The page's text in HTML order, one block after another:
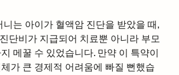
는 아이가 혈액암 진단을 받았을 때,
단비가 지급되어 치료뿐 아니라 부모
메꿀 수 있었습니다. 만약 이 특약이
가 큰 경제적 어려움에 빠질 뻔했습